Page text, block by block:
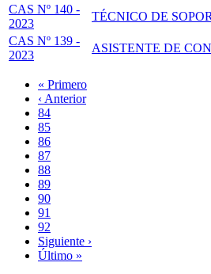
CAS Nº 140 -
2023
TÉCNICO DE
CAS Nº 139 -
2023
ASISTENTE DE
Paginación
Primera
página
« Primero
Página
anterior
‹ Anterior
Page
84
Page
85
Page
86
Page
87
Página
actual
88
Page
89
Page
90
Page
91
Page
92
Siguiente
página
Siguiente ›
Última
Último »